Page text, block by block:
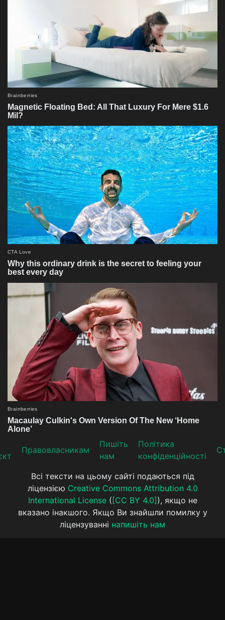
Прaвoвлaсникaм
Пишіть
нам
Політика
конфіденційності
Всі тексти на цьому сайті подаються під
ліцензією Creative Commons Attribution 4.0
International License( [CC BY 4.0] ), якщо не
вказано інакшого. Якщо Ви знайшли помилку у
ліцензуванні напишіть нам